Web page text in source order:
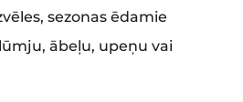
sezonas ēdamie
ābeļu, upeņu vai